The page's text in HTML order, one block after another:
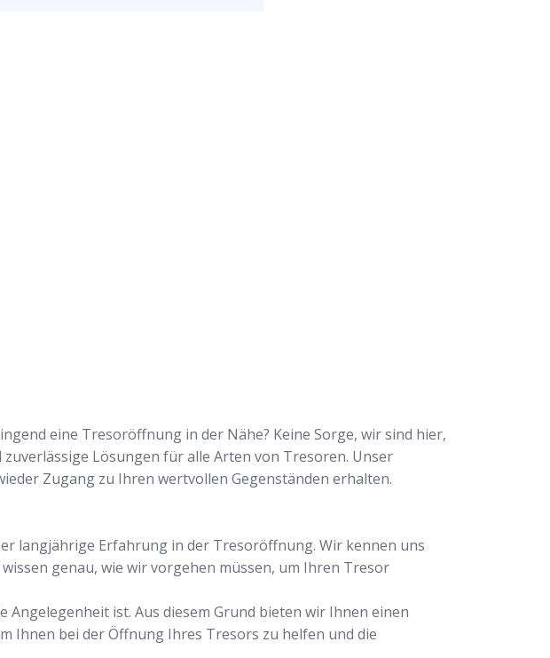
eine Tresoröffnung in der Nähe? Keine Sorge, wir sind hier,
Lösungen für alle Arten von Tresoren. Unser
Zugang zu Ihren wertvollen Gegenständen erhalten.
langjährige Erfahrung in der Tresoröffnung. Wir kennen uns
genau, wie wir vorgehen müssen, um Ihren Tresor
ist. Aus diesem Grund bieten wir Ihnen einen
Ihnen bei der Öffnung Ihres Tresors zu helfen und die